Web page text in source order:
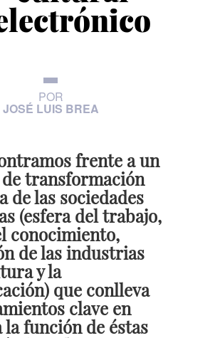
POR
JOSÉ LUIS BREA
frente a un
transformación
de las sociedades
(esfera del trabajo,
conocimiento,
de las industrias
y la
que conlleva
clave en
la función de éstas